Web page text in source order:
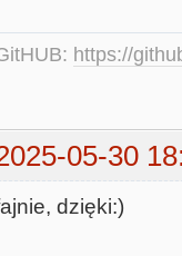
https://
05-30
dzięki:)